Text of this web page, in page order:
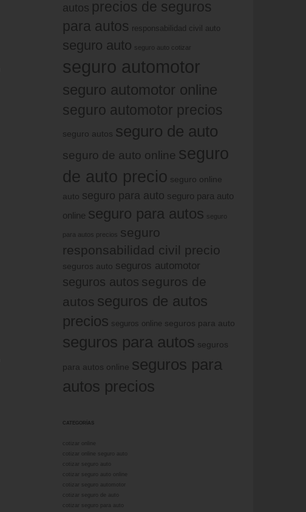
autos precios de seguros
para autos responsabilidad civil auto
seguro auto seguro auto cotizar
seguro automotor
seguro automotor online
seguro automotor precios
seguro autos seguro de auto
seguro de auto online seguro
de auto precio seguro online
auto seguro para auto seguro para auto
online seguro para autos seguro
para autos precios seguro
responsabilidad civil precio
seguros auto seguros automotor
seguros autos seguros de
autos seguros de autos
precios seguros online seguros para auto
seguros para autos seguros
para autos online seguros para
autos precios
CATEGORÍAS
cotizar online
cotizar online seguro auto
cotizar seguro auto
cotizar seguro auto online
cotizar seguro automotor
cotizar seguro de auto
cotizar seguro para auto